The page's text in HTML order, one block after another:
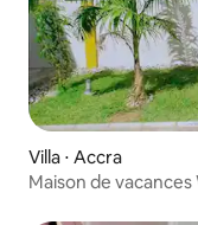
Villa ⋅ Accra
Maison de